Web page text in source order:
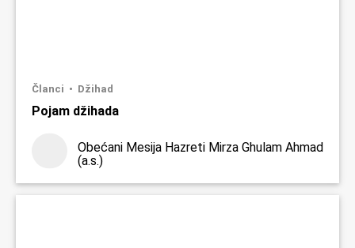
Članci Džihad
Pojam džihada
Obećani Mesija Hazreti Mirza Ghulam Ahmad
(a.s.)